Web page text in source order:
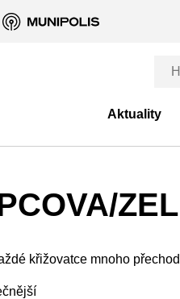
Aktuality
křižovatce mnoho